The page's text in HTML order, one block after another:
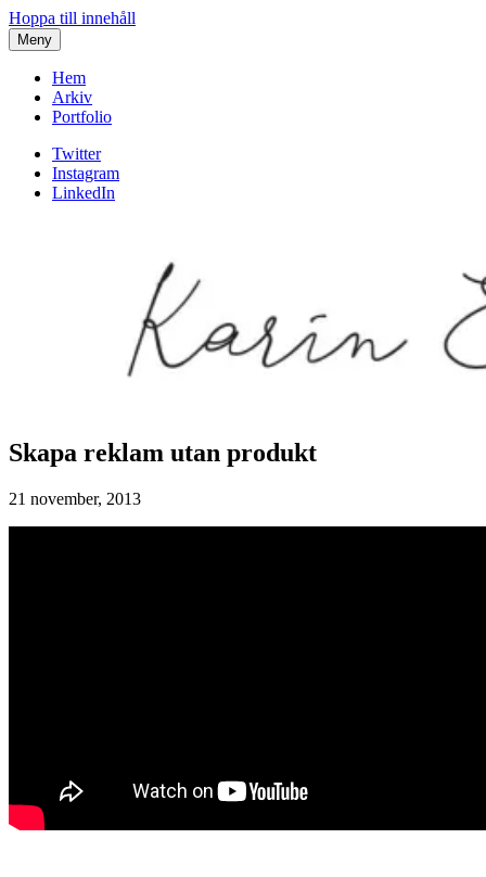
Hoppa till innehåll
Meny
Hem
Arkiv
Portfolio
Twitter
Instagram
LinkedIn
Karin af Malmoe
Skapa reklam utan produkt
21 november, 2013